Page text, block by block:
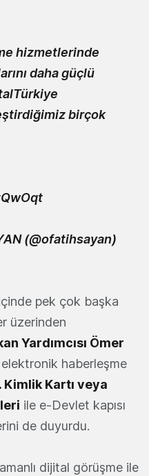
hizmetlerinde
daha güçlü
birçok
(@ofatihsayan)
pek çok başka
üzerinden
Yardımcısı Ömer
elektronik haberleşme
Kimlik Kartı veya
ile e-Devlet kapısı
de duyurdu.
dijital görüşme ile